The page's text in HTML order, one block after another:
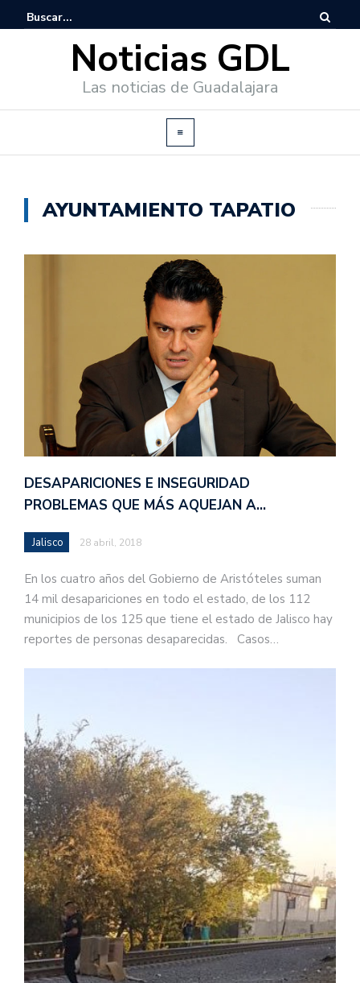
Noticias GDL
Las noticias de Guadalajara
AYUNTAMIENTO TAPATIO
DESAPARICIONES E INSEGURIDAD
PROBLEMAS QUE MÁS AQUEJAN A…
Jalisco 28 abril, 2018
En los cuatro años del Gobierno de Aristóteles suman
14 mil desapariciones en todo el estado, de los 112
municipios de los 125 que tiene el estado de Jalisco hay
reportes de personas desaparecidas. Casos…